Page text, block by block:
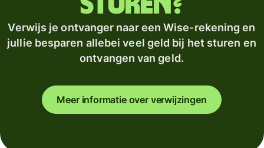
Verwijs je ontvanger naar een Wise-rekening en
jullie besparen allebei veel geld bij het sturen en
ontvangen van geld.
Meer informatie over verwijzingen